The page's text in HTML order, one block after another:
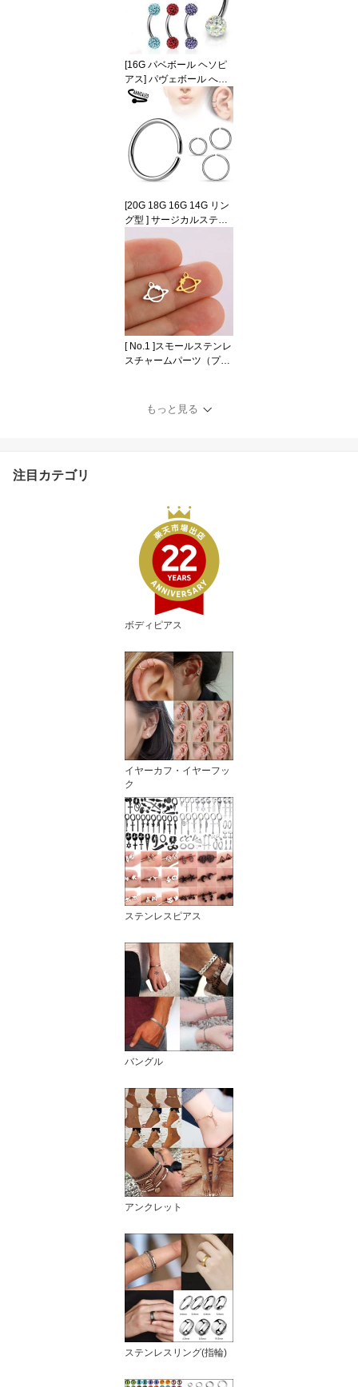
ジ 2G 0ゲージ 0G 00ゲ
ージ 00G 12.0mm 12mm
12ミリ 大きい ネジ型 ス
テンレス 耳 メンズ レデ
ィース 男性 女性 結婚式
[16G パベボール ヘソピ
アス] パヴェボール へそ
ピアス 16ゲージ バナナ
バーベル 臍ピアス カー
ブバーベル サージカルス
テンレス316L レディー
ス キラキラ ファースト
ピアス ラインストーン
ジルコニア 内径サイズ
ーン ネイブル 細い ボデ
ィピアス
[20G 18G 16G 14G リン
グ型 ] サージカルステン
ング 14ゲージ 18ゲージ
16ゲージ 20ゲージ 鼻 軟
骨ピアス ノーズリング
セプタム シンプル ヘリ
ックス トラガス メンズ
レディース ボディピアス
リング型 316L プレーン
ボディーピアス セグメン
ト
[ No.1 ]スモールステンレ
スチャームパーツ（プラ
星 ペンダントトップ ネ
もっと見る
注目カテゴリ
ボディピアス
イヤーカフ・イヤーフッ
ク
ステンレスピアス
バングル
アンクレット
ステンレスリング(指輪)